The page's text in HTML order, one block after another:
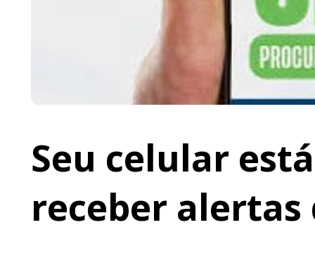
Seu celular
receber alertas